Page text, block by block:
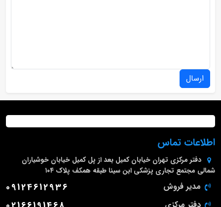
ارسال
اطلاعات تماس
دفتر مرکزی تهران خیابان کمیل بعد از پل کمیل خیابان خوشیاران
شمالی مجتمع تجاری پزشکی ابن سینا طبقه همکف پلاک ۱۰۴
مدیر فروش 09124612936